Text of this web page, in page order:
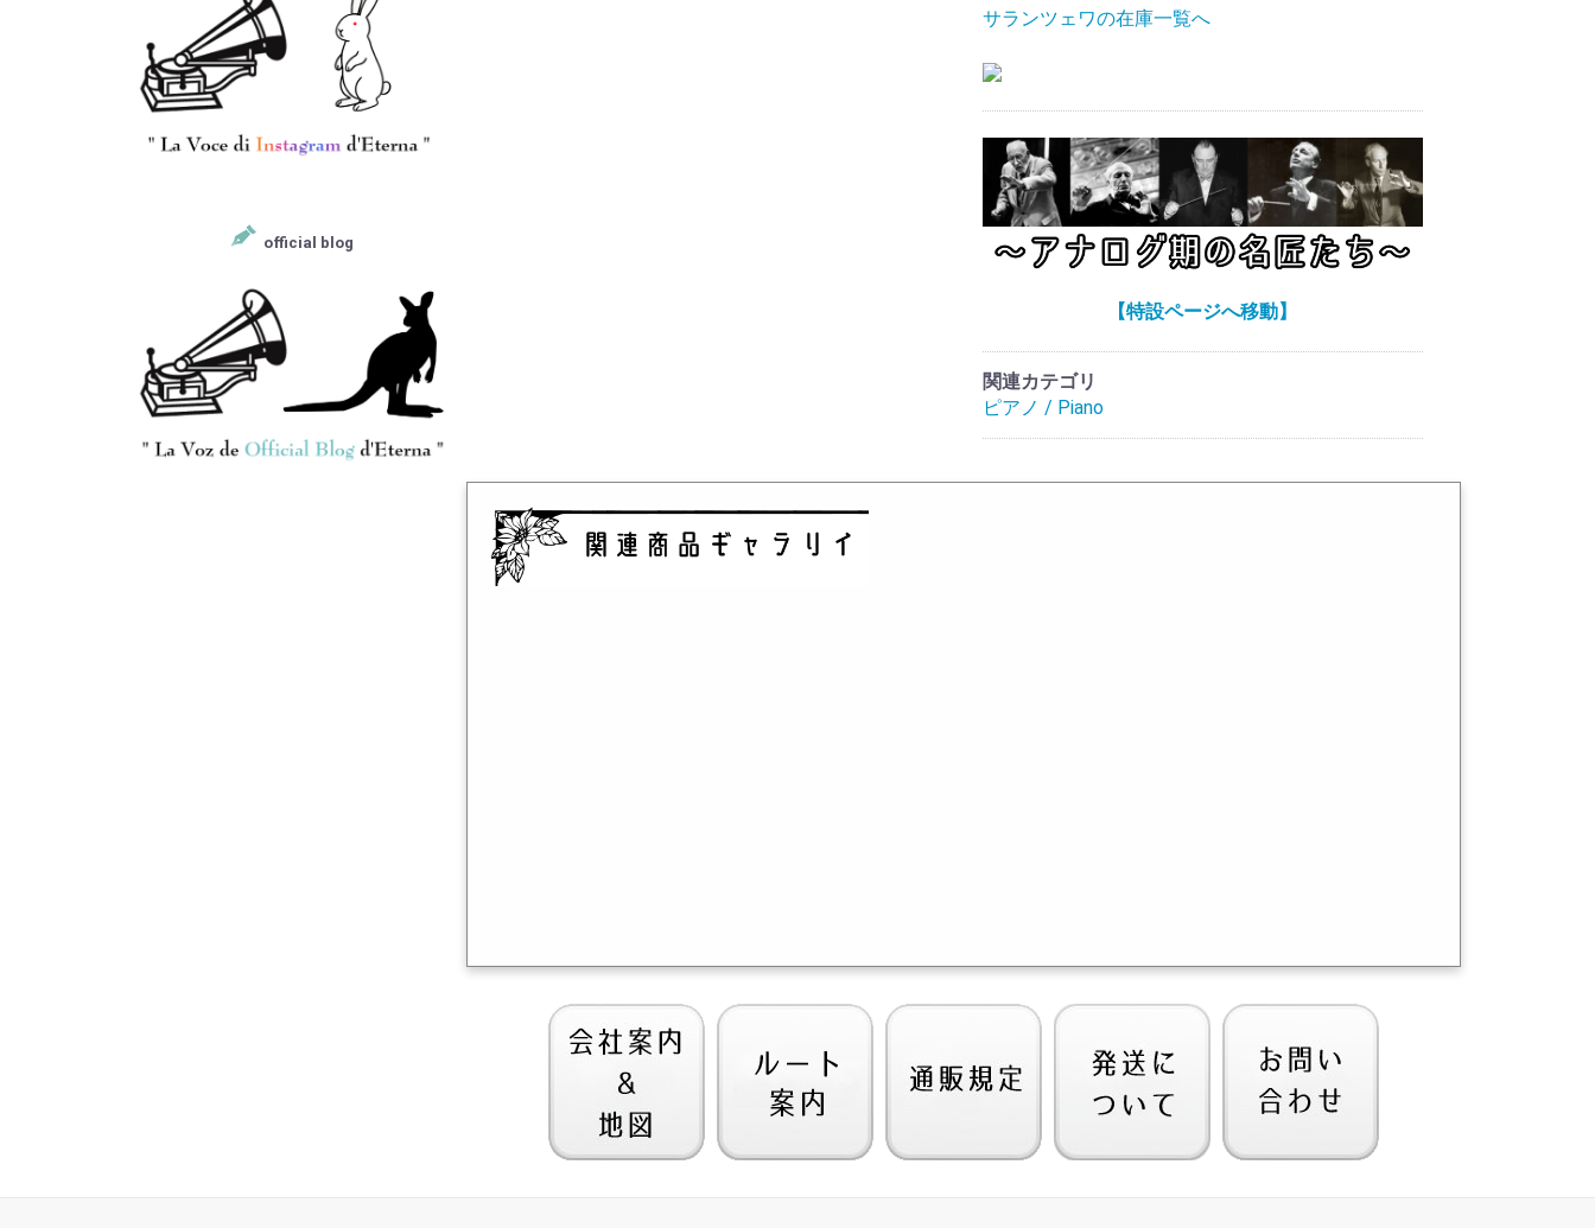
サランツェワの在庫一覧へ
【特設ページへ移動】
関連カテゴリ
ピアノ / Piano
official blog